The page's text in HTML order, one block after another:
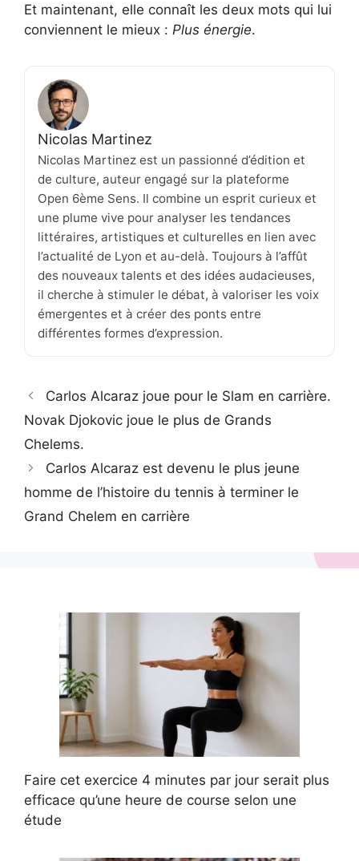
Et maintenant, elle connaît les deux mots qui lui
conviennent le mieux : Plus énergie.
Nicolas Martinez
Nicolas Martinez est un passionné d’édition et
de culture, auteur engagé sur la plateforme
Open 6ème Sens. Il combine un esprit curieux et
une plume vive pour analyser les tendances
littéraires, artistiques et culturelles en lien avec
l’actualité de Lyon et au-delà. Toujours à l’affût
des nouveaux talents et des idées audacieuses,
il cherche à stimuler le débat, à valoriser les voix
émergentes et à créer des ponts entre
différentes formes d’expression.
Carlos Alcaraz joue pour le Slam en carrière.
Novak Djokovic joue le plus de Grands
Chelems.
Carlos Alcaraz est devenu le plus jeune
homme de l’histoire du tennis à terminer le
Grand Chelem en carrière
Faire cet exercice 4 minutes par jour serait plus
efficace qu’une heure de course selon une
étude